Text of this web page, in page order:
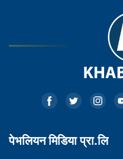
पेभलियन मिडिया प्रा.लि